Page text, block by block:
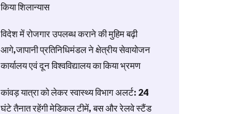
किया शिलान्यास
विदेश में रोजगार उपलब्ध कराने की मुहिम बढ़ी
आगे,जापानी प्रतिनिधिमंडल ने क्षेत्रीय सेवायोजन
कार्यालय एवं दून विश्वविद्यालय का किया भ्रमण
​कांवड़ यात्रा को लेकर स्वास्थ्य विभाग अलर्ट: 24
घंटे तैनात रहेंगी मेडिकल टीमें, बस और रेलवे स्टैंड